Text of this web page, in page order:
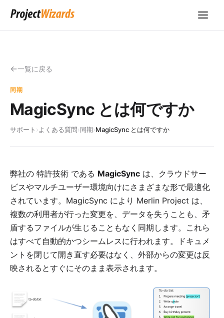
一覧に戻る
同期
MagicSync とは何ですか
サポート › よくある質問›同期›MagicSync とは何ですか
弊社の 特許技術 である MagicSync は、クラウドサー
ビスやマルチユーザー環境向けにさまざまな形で最適化
されています。MagicSync により Merlin Project は、
複数の利用者が行った変更を、データを失うことも、矛
盾するファイルが生じることもなく同期します。これら
はすべて自動的かつシームレスに行われます。ドキュメ
ントを閉じて開き直す必要はなく、外部からの変更は反
映されるとすぐにそのまま表示されます。